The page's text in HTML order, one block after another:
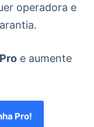
operadora e
e aumente
Pro!